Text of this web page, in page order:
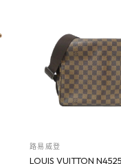
路易威登
LOUIS VUITTON